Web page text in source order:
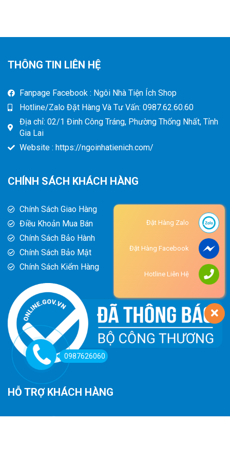
THÔNG TIN LIÊN HỆ
Fanpage Facebook : Ngôi Nhà Tiện Ích Shop
Hotline/Zalo Đặt Hàng Và Tư Vấn: 0987.62.60.60
Địa chỉ: 02/1 Đinh Công Tráng, Phường Thống Nhất, Tỉnh
Gia Lai
Website : https://ngoinhatienich.com/
CHÍNH SÁCH KHÁCH HÀNG
Chính Sách Giao Hàng
Điều Khoản Mua Bán
Chính Sách Bảo Hành
Chính Sách Bảo Mật
Chính Sách Kiểm Hàng
HỖ TRỢ KHÁCH HÀNG
0987626060
Đặt Hàng Zalo
Đặt Hàng Facebook
Hotline Liên Hệ